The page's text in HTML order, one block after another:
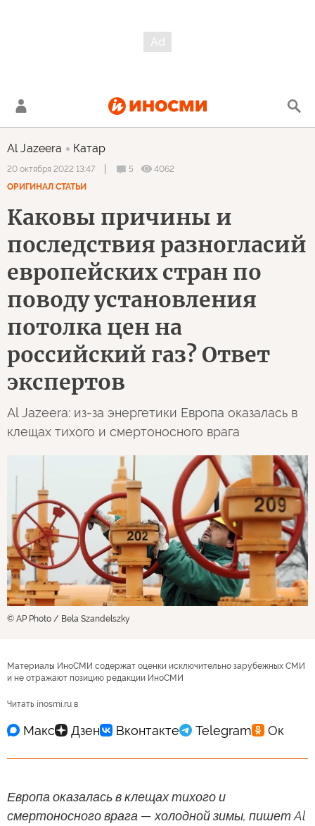
Al Jazeera Катар
20 октября 2022 13:47 5
4062
ОРИГИНАЛ СТАТЬИ
Каковы причины и
последствия разногласий
европейских стран по
поводу установления
потолка цен на
российский газ? Ответ
экспертов
Al Jazeera: из-за энергетики Европа оказалась в
клещах тихого и смертоносного врага
© AP Photo / Bela Szandelszky
Материалы ИноСМИ содержат оценки исключительно зарубежных СМИ
и не отражают позицию редакции ИноСМИ
Читать inosmi.ru в
Европа оказалась в клещах тихого и
смертоносного врага — холодной зимы, пишет Al